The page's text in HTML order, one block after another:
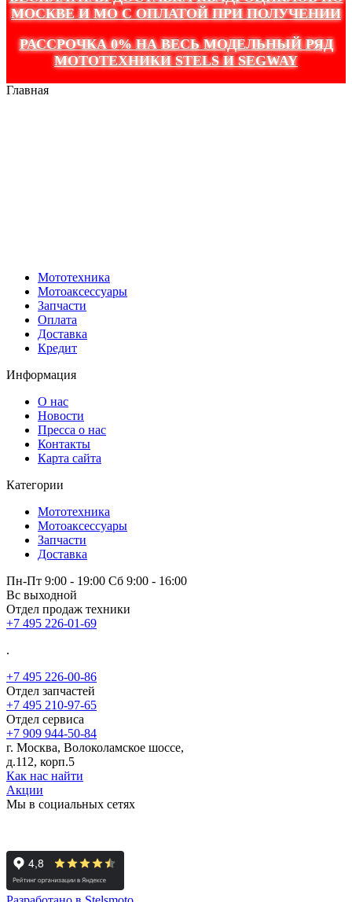
МОСКВЕ И МО С ОПЛАТОЙ ПРИ ПОЛУЧЕНИИ
РАССРОЧКА 0% НА ВЕСЬ МОДЕЛЬНЫЙ РЯД
МОТОТЕХНИКИ STELS И SEGWAY
Главная
Мототехника
Мотоаксессуары
Запчасти
Оплата
Доставка
Кредит
Информация
О нас
Новости
Пресса о нас
Контакты
Карта сайта
Категории
Мототехника
Мотоаксессуары
Запчасти
Доставка
Пн-Пт 9:00 - 19:00 Сб 9:00 - 16:00
Вс выходной
Отдел продаж техники
+7 495 226-01-69
.
+7 495 226-00-86
Отдел запчастей
+7 495 210-97-65
Отдел сервиса
+7 909 944-50-84
г. Москва, Волоколамское шоссе,
д.112, корп.5
Как нас найти
Акции
Мы в социальных сетях